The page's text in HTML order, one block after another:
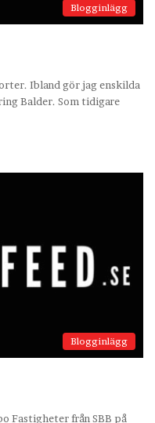
Blogginlägg
Ibland gör jag enskilda
Balder. Som tidigare
Blogginlägg
Fastigheter från SBB på